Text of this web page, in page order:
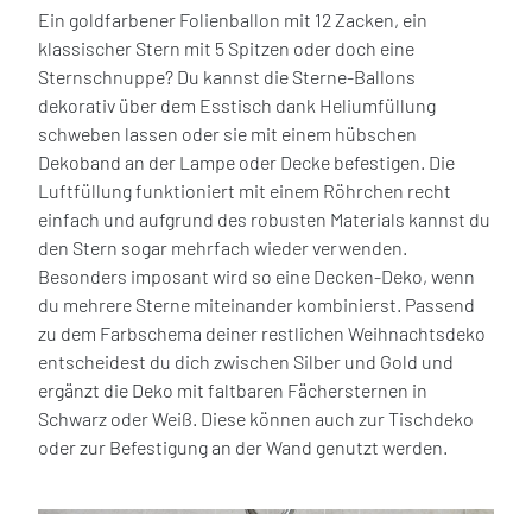
Ein goldfarbener Folienballon mit 12 Zacken, ein
klassischer Stern mit 5 Spitzen oder doch eine
Sternschnuppe? Du kannst die Sterne-Ballons
dekorativ über dem Esstisch dank Heliumfüllung
schweben lassen oder sie mit einem hübschen
Dekoband an der Lampe oder Decke befestigen. Die
Luftfüllung funktioniert mit einem Röhrchen recht
einfach und aufgrund des robusten Materials kannst du
den Stern sogar mehrfach wieder verwenden.
Besonders imposant wird so eine Decken-Deko, wenn
du mehrere Sterne miteinander kombinierst. Passend
zu dem Farbschema deiner restlichen Weihnachtsdeko
entscheidest du dich zwischen Silber und Gold und
ergänzt die Deko mit faltbaren Fächersternen in
Schwarz oder Weiß. Diese können auch zur Tischdeko
oder zur Befestigung an der Wand genutzt werden.